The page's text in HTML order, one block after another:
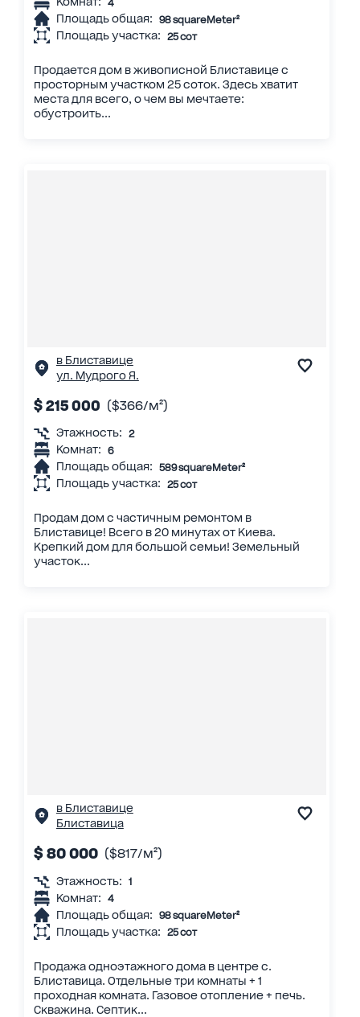
4
Площадь общая: 98 squareMeter²
Площадь участка: 25 сот
Продается дом в живописной Блиставице с
просторным участком 25 соток. Здесь хватит
места для всего, о чем вы мечтаете:
обустроить...
в Блиставице
ул. Мудрого Я.
$ 215 000 ($366/м²)
Этажность: 2
Комнат: 6
Площадь общая: 589 squareMeter²
Площадь участка: 25 сот
Продам дом с частичным ремонтом в
Блиставице! Всего в 20 минутах от Киева.
Крепкий дом для большой семьи! Земельный
участок...
в Блиставице
Блиставица
$ 80 000 ($817/м²)
Этажность: 1
Комнат: 4
Площадь общая: 98 squareMeter²
Площадь участка: 25 сот
Продажа одноэтажного дома в центре с.
Блиставица. Отдельные три комнаты + 1
проходная комната. Газовое отопление + печь.
Скважина. Септик...